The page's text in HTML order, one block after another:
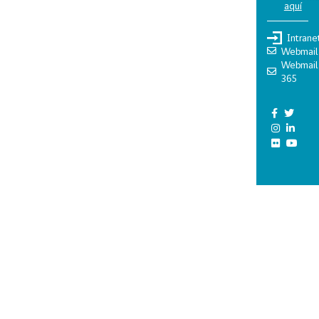
aquí
Webmail
Webmail
365